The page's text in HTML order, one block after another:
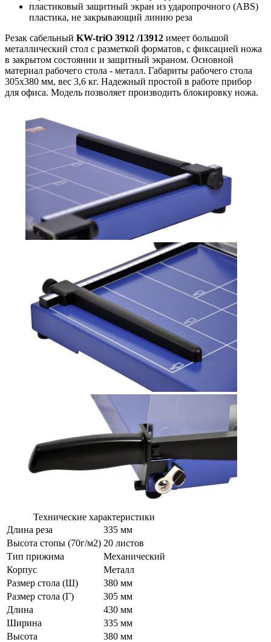
пластиковый защитный экран из ударопрочного (ABS)
пластика, не закрывающий линию реза
Резак сабельный KW-triO 3912 /13912 имеет большой
металлический стол с разметкой форматов, с фиксацией ножа
в закрытом состоянии и защитный экраном. Основной
материал рабочего стола - металл. Габариты рабочего стола
305х380 мм, вес 3,6 кг. Надежный простой в работе прибор
для офиса. Модель позволяет производить блокировку ножа.
Технические характеристики
Длина реза
335 мм
Высота стопы (70г/м2) 20 листов
Тип прижима
Механический
Корпус
Металл
Размер стола (Ш)
380 мм
Размер стола (Г)
305 мм
Длина
430 мм
Ширина
335 мм
Высота
380 мм